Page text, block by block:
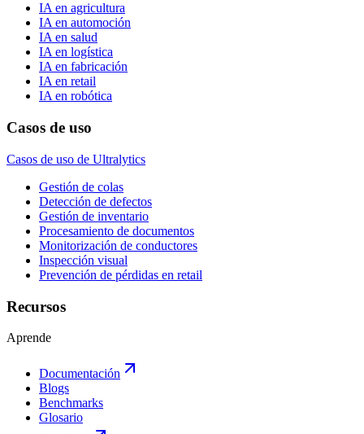
IA en agricultura
IA en automoción
IA en salud
IA en logística
IA en fabricación
IA en retail
IA en robótica
Casos de uso
Casos de uso de Ultralytics
Gestión de colas
Detección de defectos
Gestión de inventario
Procesamiento de documentos
Monitorización de conductores
Inspección visual
Prevención de pérdidas en retail
Recursos
Aprende
Documentación
Blogs
Benchmarks
Glosario